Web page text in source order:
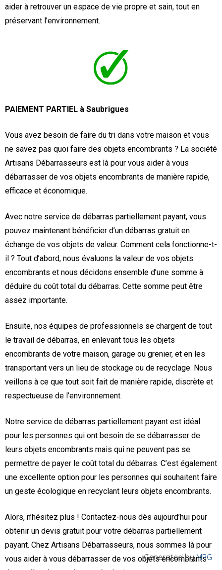
aider à retrouver un espace de vie propre et sain, tout en
préservant l’environnement.
PAIEMENT PARTIEL à Saubrigues
Vous avez besoin de faire du tri dans votre maison et vous
ne savez pas quoi faire des objets encombrants ? La société
Artisans Débarrasseurs est là pour vous aider à vous
débarrasser de vos objets encombrants de manière rapide,
efficace et économique.
Avec notre service de débarras partiellement payant, vous
pouvez maintenant bénéficier d’un débarras gratuit en
échange de vos objets de valeur. Comment cela fonctionne-t-
il ? Tout d’abord, nous évaluons la valeur de vos objets
encombrants et nous décidons ensemble d’une somme à
déduire du coût total du débarras. Cette somme peut être
assez importante.
Ensuite, nos équipes de professionnels se chargent de tout
le travail de débarras, en enlevant tous les objets
encombrants de votre maison, garage ou grenier, et en les
transportant vers un lieu de stockage ou de recyclage. Nous
veillons à ce que tout soit fait de manière rapide, discrète et
respectueuse de l’environnement.
Notre service de débarras partiellement payant est idéal
pour les personnes qui ont besoin de se débarrasser de
leurs objets encombrants mais qui ne peuvent pas se
permettre de payer le coût total du débarras. C’est également
une excellente option pour les personnes qui souhaitent faire
un geste écologique en recyclant leurs objets encombrants.
Alors, n’hésitez plus ! Contactez-nous dès aujourd’hui pour
obtenir un devis gratuit pour votre débarras partiellement
payant. Chez Artisans Débarrasseurs, nous sommes là pour
vous aider à vous débarrasser de vos objets encombrants
Generated byMPG